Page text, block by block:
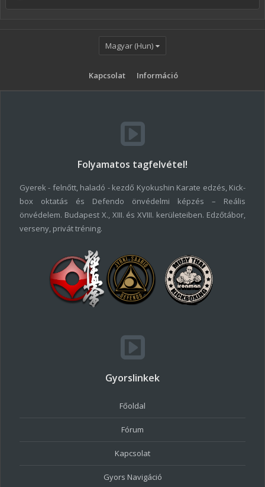
Magyar (Hun)
Kapcsolat Információ
Folyamatos tagfelvétel!
Gyerek - felnőtt, haladó - kezdő Kyokushin Karate edzés, Kick-
box oktatás és Defendo önvédelmi képzés – Reális
önvédelem. Budapest X., XIII. és XVIII. kerületeiben. Edzőtábor,
verseny, privát tréning.
Gyorslinkek
Főoldal
Fórum
Kapcsolat
Gyors Navigáció